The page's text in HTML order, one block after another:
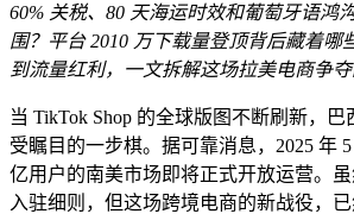
60% 关税、80 天海运时效和葡萄牙语鸿
围？平台 2010 万下载量登顶背后藏着哪
到流量红利，一文拆解这场拉美电商争夺
当 TikTok Shop 的全球版图不断刷新，
受瞩目的一步棋。据可靠消息，2025 年
亿用户的南美市场即将正式开放运营。
入驻细则，但这场跨境电商的新战役，